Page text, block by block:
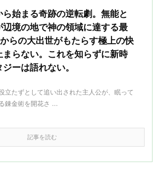
始まる奇跡の逆転劇。無能と
辺境の地で神の領域に達する最
らの大出世がもたらす極上の快
まらない。これを知らずに新時
ーは語れない。
立たずとして追い出された主人公が、眠って
錬金術を開花さ ...
記事を読む